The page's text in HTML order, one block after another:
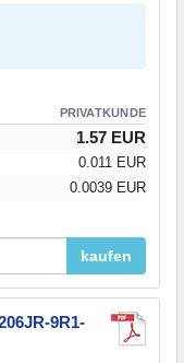
PRIVATKUNDE
1.57 EUR
0.011 EUR
0.0039 EUR
kaufen
9R1-